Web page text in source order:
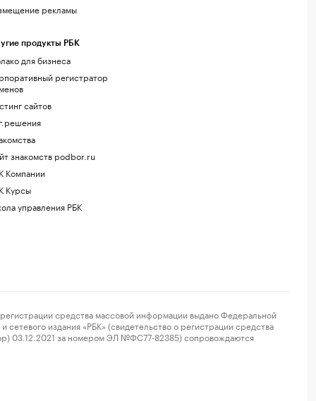
рекламы
продукты РБК
для бизнеса
регистратор
сайтов
знакомств podbor.ru
Компании
Курсы
управления РБК
средства массовой информации выдано Федеральной
издания «РБК» (свидетельство о регистрации средства
03.12.2021 за номером ЭЛ №ФС77-82385) сопровождаются